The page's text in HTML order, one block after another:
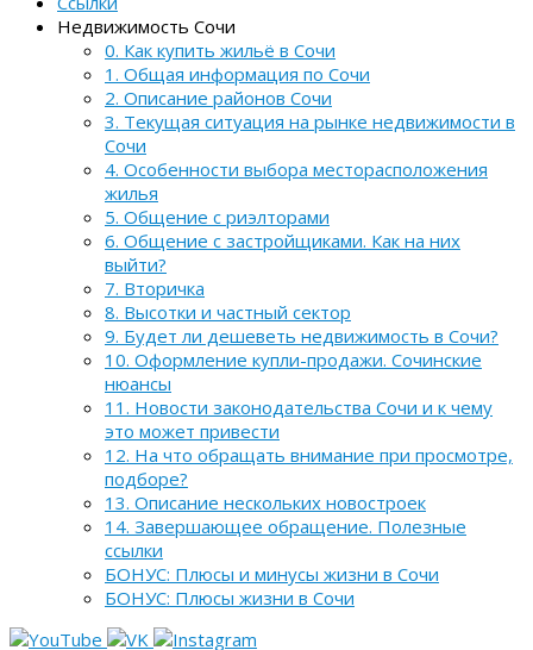
Недвижимость Сочи
0. Как купить жильё в Сочи
1. Общая информация по Сочи
2. Описание районов Сочи
3. Текущая ситуация на рынке недвижимости в
Сочи
4. Особенности выбора месторасположения
жилья
5. Общение с риэлторами
6. Общение с застройщиками. Как на них
выйти?
7. Вторичка
8. Высотки и частный сектор
9. Будет ли дешеветь недвижимость в Сочи?
10. Оформление купли-продажи. Сочинские
нюансы
11. Новости законодательства Сочи и к чему
это может привести
12. На что обращать внимание при просмотре,
подборе?
13. Описание нескольких новостроек
14. Завершающее обращение. Полезные
ссылки
БОНУС: Плюсы и минусы жизни в Сочи
БОНУС: Плюсы жизни в Сочи